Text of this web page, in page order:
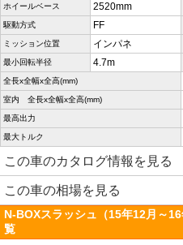
ホイールベース 2520mm
駆動方式 FF
ミッション位置 インパネ
最小回転半径 4.7m
全長x全幅x全高(mm)
室内 全長x全幅x全高(mm)
最高出力
最大トルク
この車のカタログ情報を見る
この車の相場を見る
N-BOXスラッシュ（15年12月～
覧